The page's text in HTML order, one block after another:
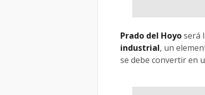
Prado del Hoyoserá
industrial, un
se debe convertir en